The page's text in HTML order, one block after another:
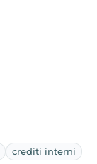
crediti interni